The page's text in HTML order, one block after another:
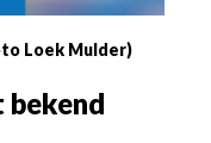
Loek Mulder)